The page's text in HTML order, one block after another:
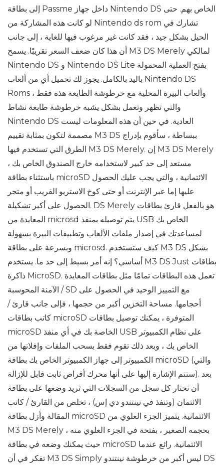
إلى بطاقة Passme داخل جهاز Nintendo DS الخاص بهم. حتى
لو كانت هذه المشاركة من Nintendo ds rom تشارك في
الحيل بشكل جيد ، فقد كانت غير مرغوب فيها للغاية ، إلى جانب
أن هذا كان ضعف السعر تقريبًا. يسمح M3 DS Merely لمالكي
Nintendo DS و Nintendo DS Lite بفتح العملية المحمولة
باليد بالكامل. يجوز لك تحميل أي من ألعاب Nintendo DS
Roms وألعاب البيرة المحلية مع خرطوشة الطابعة هذه فقط ،
والتي تظهر وتعمل بشكل يشبه خرطوشة طابعة نشاط
Nintendo DS العادية. في حين أن هذه المعلومات ليست
مصممة لتكون بمثابة تقييم M3 DS ببساطة ، سأقوم بإدراج
الطرق التي تستخدم فيها M3 DS Merely. إن M3 DS Merely
مستعد إلى حد كبير لاستخدامه خارج الصندوق الخاص بك ،
باستثناء بطاقة microSD الائتمانية ، والتي يجب عليك الحصول
عليها إما عبر الإنترنت أو حتى كوخ الاستريو القريب أو متجر
الحصول على أكبر تشكيلة. DS Merely هو بالفعل قارئ بطاقات
المعايدة من microsd يتم توصيله بمنفذ USB الخاص بك
لمساعدتك في إصدار ملفات الألعاب وتطبيقات البيرة بسهولة
وبسرعة على بطاقة microsd. كيف ستستخدم M3 DS بشكل
أساسي؟ إنه أمر بسيط إلى حد ما. يستخدم M3 DS Just بطاقات
ذاكرة MicroSD. تعمل هذه البطاقات تمامًا مثل بطاقات المعايدة
الآمنة المحوسبة / SD مع التمييز الوحيد في الحصول على
أحجامها. مساحة التخزين أكبر من حجمها ، فإلى جانب قارئ /
كاتب بطاقات microSD المتوفرة ، يمكنك توصيل بطاقات
microSD الخاصة بك في أي منفذ USB على نظام الكمبيوتر
الخاص بك ، وبعد ذلك تقوم فقط بسحب الملفات وإفلاتها من
الكمبيوتر إلى جهاز الكمبيوتر الخاص بك بطاقة microSD (والتي
ستتم الإشارة إليها على أنها محرك أقراص ثابت قابل للإزالة). بعد
أن تختار كل سجل من السجلات التي تريد وضعها على بطاقة
الائتمان (وتنفذ في نينتندو دي إس) ، تخلص من القارئ / كاتب
المقالة وأزل بطاقة microSD الائتمانية. يتميز الجزء العلوي من
M3 DS Merely ، بحجمه الصغير ، بفتحة في الجزء العلوي منه
حيث يمكنك وضعه في بطاقة microSD الائتمانية. رائع عندما
تفكر في أن M3 DS Simply ليس أكبر من خرطوشة نينتندو DS